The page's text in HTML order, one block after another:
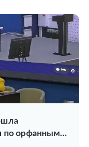
по орфанным